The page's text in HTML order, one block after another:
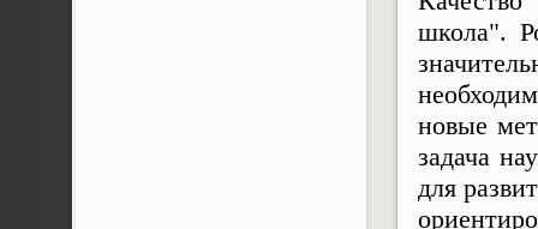
школа".
новые
задача
для